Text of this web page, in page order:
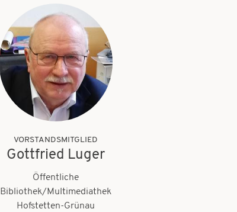
VORSTANDSMITGLIED
Gottfried Luger
Öffentliche
Bibliothek/Multimediathek
Hofstetten-Grünau